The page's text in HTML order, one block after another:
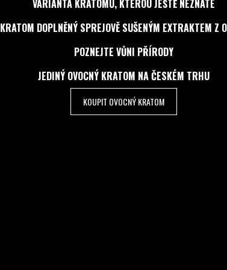
VARIANTA KRATOMU, KTEROU JEŠTĚ NEZNÁTE
KRATOM DOPLNĚNÝ SPREJOVĚ SUŠENÝM EXTRAKTEM Z
POZNEJTE VŮNI PŘÍRODY
JEDINÝ OVOCNÝ KRATOM NA ČESKÉM TRHU
KOUPIT OVOCNÝ KRATOM